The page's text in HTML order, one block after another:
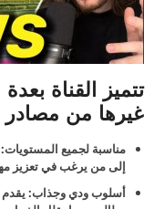
تتميز القناة
غيرها من مصادر
مناسبة لجميع المستويات:
إلى من يرغب في تعزيز
أسلوب ودي وجذاب: يقدم